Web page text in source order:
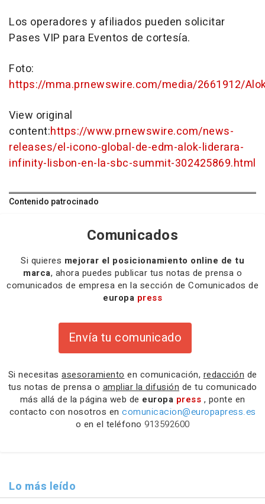
Los operadores y afiliados pueden solicitar
Pases VIP para Eventos de cortesía.
Foto:
https://mma.prnewswire.com/media/2661912/
View original
content:https://www.prnewswire.com/news-
releases/el-icono-global-de-edm-alok-liderara-
infinity-lisbon-en-la-sbc-summit-302425869.html
Contenido patrocinado
Comunicados
Si quieres mejorar el posicionamiento online de tu
marca, ahora puedes publicar tus notas de prensa o
comunicados de empresa en la sección de Comunicados de
europa press
Envía tu comunicado
Si necesitas asesoramiento en comunicación, redacción de
tus notas de prensa o ampliar la difusión de tu comunicado
más allá de la página web de europa press , ponte en
contacto con nosotros en comunicacion@europapress.es
o en el teléfono 913592600
Lo más leído